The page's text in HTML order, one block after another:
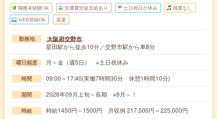
職種未経験OK 交通費別途支給あり 土日祝日が休み 残業なし
WEB登録OK 派遣
勤務地 大阪府交野市
星田駅から徒歩10分／交野市駅から車8分
曜日頻度 月～金（週5日） ※土日祝休み
時間 09:00～17:40(実働7時間30分 休憩1時間10分)
期間 2026年09月上旬～長期 ※9月～！
時給 時給1450円～1500円 月収例 217,500円～225,000円